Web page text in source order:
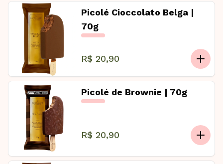
Picolé Cioccolato Belga |
70g
R$ 20,90
Picolé de Brownie | 70g
R$ 20,90